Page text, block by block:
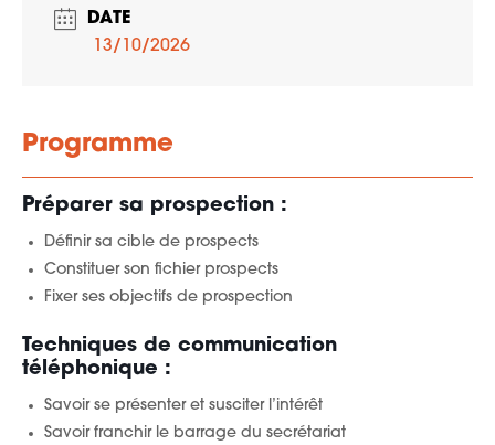
DATE
13/10/2026
Programme
Préparer sa prospection :
Définir sa cible de prospects
Constituer son fichier prospects
Fixer ses objectifs de prospection
Techniques de communication
téléphonique :
Savoir se présenter et susciter l’intérêt
Savoir franchir le barrage du secrétariat